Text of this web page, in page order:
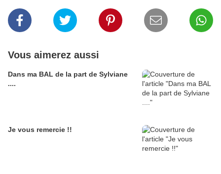
Vous aimerez aussi
Dans ma BAL de la part de Sylviane
....
Je vous remercie !!